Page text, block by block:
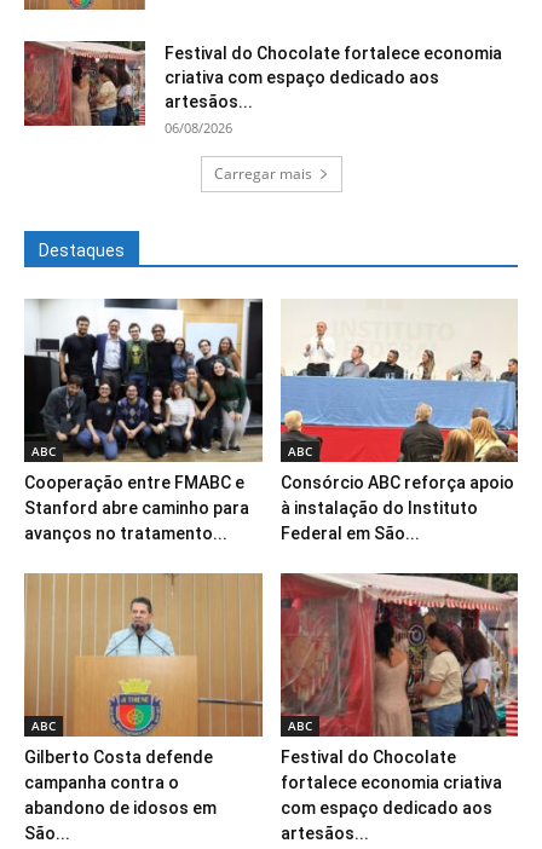
Festival do Chocolate fortalece economia
criativa com espaço dedicado aos
artesãos...
06/08/2026
Carregar mais
Destaques
ABC
Cooperação entre FMABC e
Stanford abre caminho para
avanços no tratamento...
ABC
Consórcio ABC reforça apoio
à instalação do Instituto
Federal em São...
ABC
Gilberto Costa defende
campanha contra o
abandono de idosos em
São...
ABC
Festival do Chocolate
fortalece economia criativa
com espaço dedicado aos
artesãos...